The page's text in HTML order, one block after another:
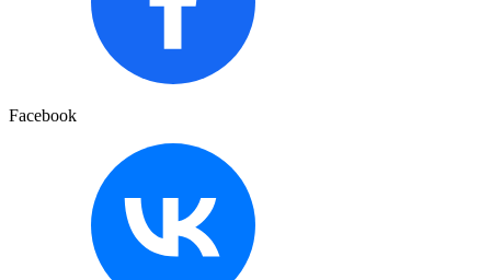
Facebook